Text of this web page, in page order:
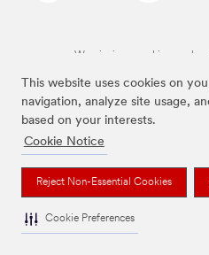
This website uses cookies on
navigation, analyze site usage,
based on your interests.
Cookie Notice
Reject Non-Essential Cookies
Cookie Preferences
Wymienione marki są